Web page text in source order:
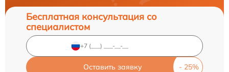
Бесплатная консультация со
специалистом
Оставить заявку